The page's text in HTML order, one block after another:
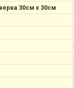
30см х 30см